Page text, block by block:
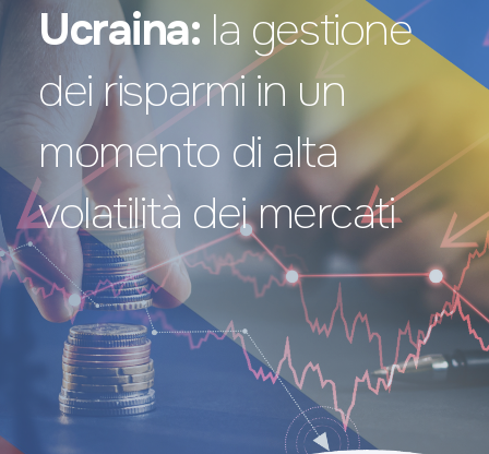
Ucraina: la gestione
dei risparmi in un
momento di alta
volatilità dei mercati